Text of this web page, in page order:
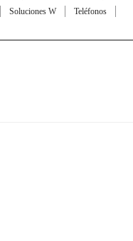
Soluciones W
Teléfonos